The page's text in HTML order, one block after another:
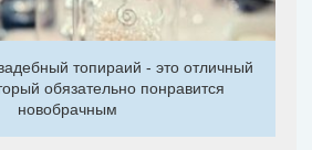
топираий - это отличный
обязательно понравится
новобрачным